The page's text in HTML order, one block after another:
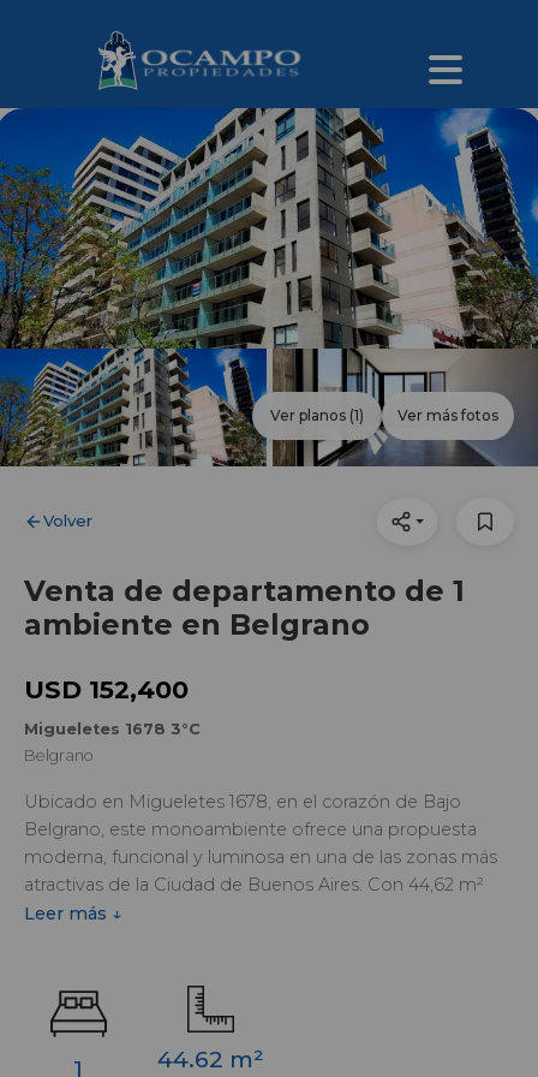
Volver
Venta de departamento de 1
ambiente en Belgrano
Ver planos (1) Ver más fotos
USD 152,400
Migueletes 1678 3°C
Belgrano
Ubicado en Migueletes 1678, en el corazón de Bajo
Belgrano, este monoambiente ofrece una propuesta
moderna, funcional y luminosa en una de las zonas más
atractivas de la Ciudad de Buenos Aires. Con 44,62 m²
totales, la unidad combina diseño contemporáneo y
La propiedad cuenta con hall de entrada, ambiente
principal de generosas dimensiones, baño completo y
Leer más ↓
1 44.62 m²